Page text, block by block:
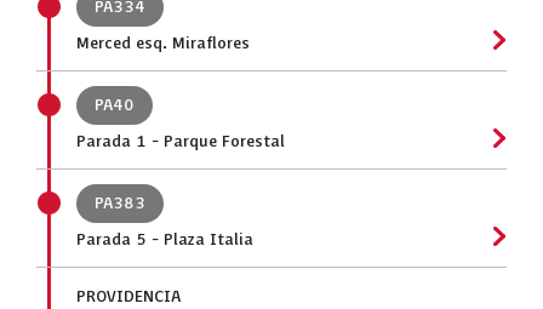
PA334
Merced esq. Miraflores
PA40
Parada 1 - Parque Forestal
PA383
Parada 5 - Plaza Italia
PROVIDENCIA